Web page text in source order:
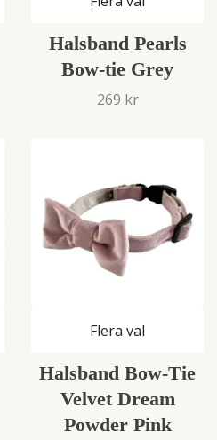
Halsband Pearls
Bow-tie Grey
269 kr
Flera val
Halsband Bow-Tie
Velvet Dream
Powder Pink